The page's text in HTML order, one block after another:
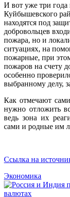
И вот уже три года
Куйбышевского
находятся под
добровольцев
пожара, но и
ситуациях, на
пожарные, при
пожаров на счету
особенно
выбранному делу,
Как отмечают
нужно отложить
ведь зона их
сами и родные им
Ссылка на
Экономика